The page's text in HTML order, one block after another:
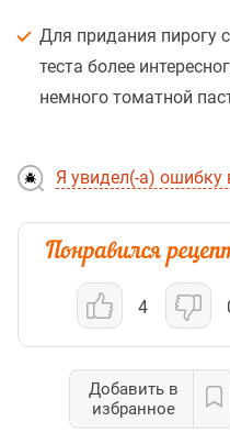
Для придания пирогу
теста более
немного томатной
Я увидел(-а) ошибку
4
Добавить в
избранное